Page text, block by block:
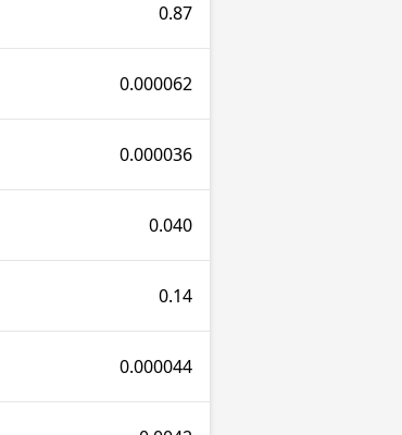
0.87
0.000062
0.000036
0.040
0.14
0.000044